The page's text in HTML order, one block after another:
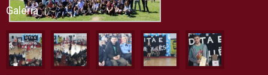
Galeria